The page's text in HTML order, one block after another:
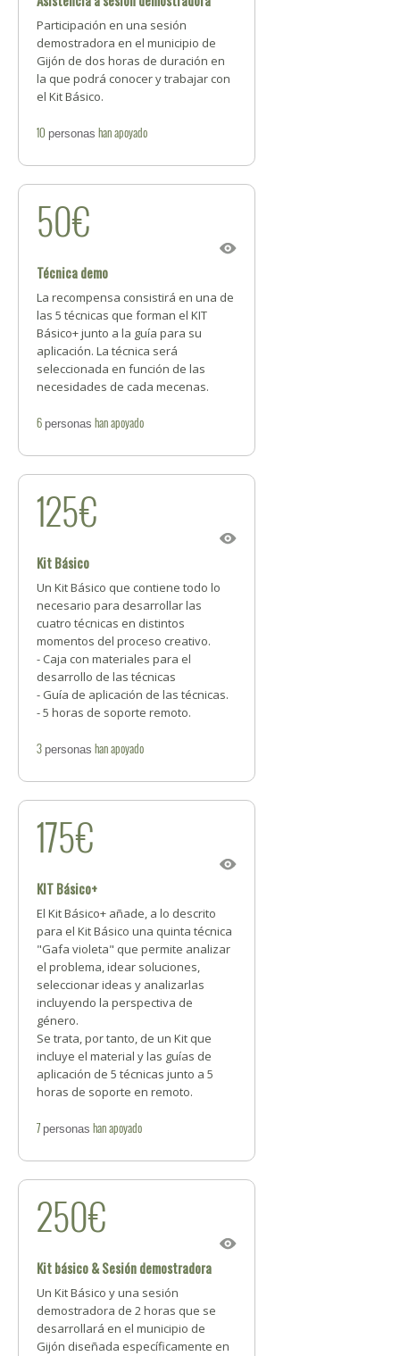
Participación en una sesión
demostradora en el municipio de
Gijón de dos horas de duración en
la que podrá conocer y trabajar con
el Kit Básico.
10 personas han apoyado
50€
Técnica demo
La recompensa consistirá en una de
las 5 técnicas que forman el KIT
Básico+ junto a la guía para su
aplicación. La técnica será
seleccionada en función de las
necesidades de cada mecenas.
6 personas han apoyado
125€
Kit Básico
Un Kit Básico que contiene todo lo
necesario para desarrollar las
cuatro técnicas en distintos
momentos del proceso creativo.
- Caja con materiales para el
desarrollo de las técnicas
- Guía de aplicación de las técnicas.
- 5 horas de soporte remoto.
3 personas han apoyado
175€
KIT Básico+
El Kit Básico+ añade, a lo descrito
para el Kit Básico una quinta técnica
"Gafa violeta" que permite analizar
el problema, idear soluciones,
seleccionar ideas y analizarlas
incluyendo la perspectiva de
género.
Se trata, por tanto, de un Kit que
incluye el material y las guías de
aplicación de 5 técnicas junto a 5
horas de soporte en remoto.
7 personas han apoyado
250€
Kit básico & Sesión demostradora
Un Kit Básico y una sesión
demostradora de 2 horas que se
desarrollará en el municipio de
Gijón diseñada específicamente en